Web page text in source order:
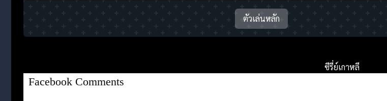
ตัวเล่นหลัก
ซีรี่ย์เกาหลี
Facebook Comments